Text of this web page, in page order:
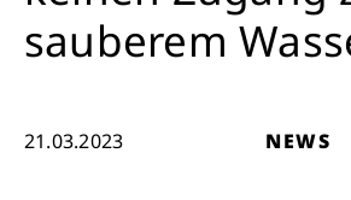
sauberem
21.03.2023 NEWS